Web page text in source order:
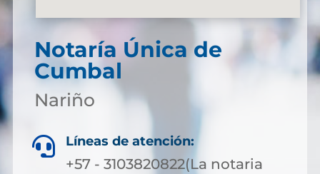
Notaría Única de
Cumbal
Nariño
 Líneas de atención:
+57 - 3103820822(La notaria